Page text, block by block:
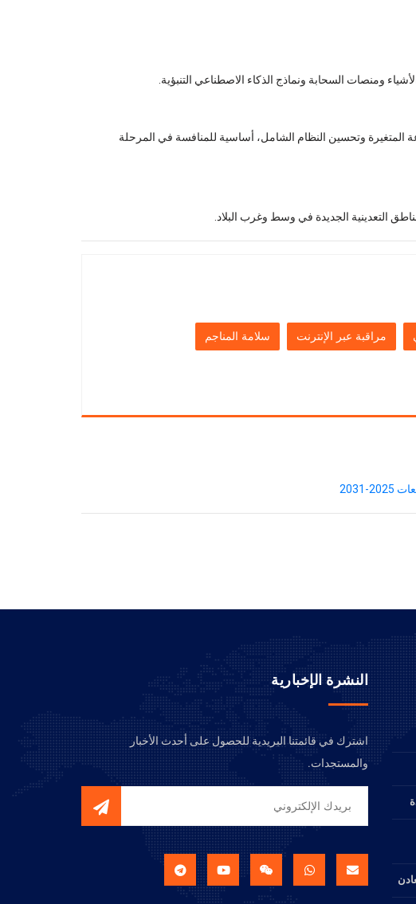
ومنصات السحابة ونماذج الذكاء الاصطناعي التنبؤية.
وتحسين النظام الشامل، أساسية للمنافسة في المرحلة
التعدينية الجديدة في وسط وغرب البلاد.
مراقبة عبر الإنترنت سلامة المناجم
النشرة الإخبارية
اشترك في قائمتنا البريدية للحصول على أحدث الأخبار
والمستجدات.